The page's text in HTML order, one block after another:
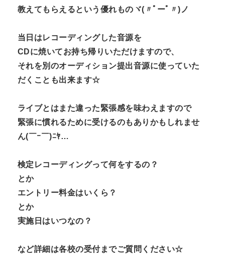
教えてもらえるという優れものヾ(〃ﾟーﾟ〃)ノ
当日はレコーディングした音源を
CDに焼いてお持ち帰りいただけますので、
それを別のオーディション提出音源に使っていた
だくことも出来ます☆
ライブとはまた違った緊張感を味わえますので
緊張に慣れるために受けるのもありかもしれませ
ん(￣ｰ￣)ﾆﾔ…
検定レコーディングって何をするの？
とか
エントリー料金はいくら？
とか
実施日はいつなの？
など詳細は各校の受付までご質問ください☆